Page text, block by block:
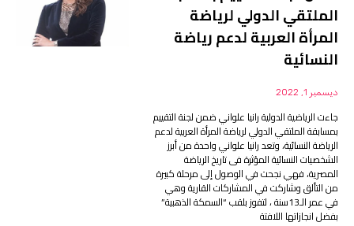
الملتقي الدولي لرياضة
المرأة العربية لدعم رياضة
النسائية
ديسمبر 1, 2022
جاءت الرياضية الدولية رانيا علواني ضمن لجنة التقييم
بمسابقة الملتقي الدولي لرياضة المرأة العربية لدعم
الرياضة النسائية، وتعد رانيا علواني واحدة من أبرز
الشخصيات النسائية المؤثرة فى تاريخ الرياضة
المصرية، فهي نجحت في الوصول إلى مرحلة كبيرة
من التألق وشاركت في المشاركات القارية وهي
في عمر الـ13سنة ، لتفوز بلقب “السمكة الذهبية”
بفضل انجازاتها اللافتة